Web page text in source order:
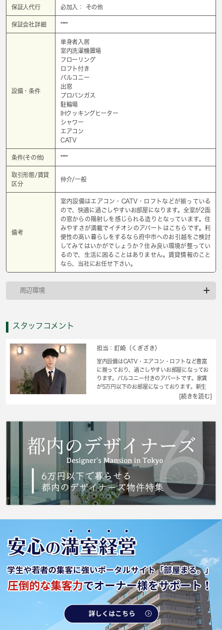
保証人代行 必加入： その他
保証会社詳細 ****
設備・条件
単身者入居
室内洗濯機置場
フローリング
ロフト付き
バルコニー
出窓
プロパンガス
駐輪場
IHクッキングヒーター
シャワー
エアコン
CATV
条件(その他) ****
取引形態/賃貸
区分
仲介/一般
備考
室内設備はエアコン・CATV・ロフトなどが揃っている
ので、快適に過ごしやすいお部屋になります。全室が2面
の窓からの陽射しを感じられる造りとなっています。住
みやすさが満載でイチオシのアパートはこちらです。利
便性の高い暮らしをするなら府中市へのお引越をご検討
してみてはいかがでしょうか？住み良い環境が整ってい
るので、生活に困ることはありません。賃貸情報のこと
なら、当社にお任せ下さい。
周辺環境
スタッフコメント
担当：釘崎（くぎざき）
室内設備はCATV・エアコン・ロフトなど豊富
に揃っており、過ごしやすいお部屋になってお
ります。バルコニー付きのアパートです。家賃
が5万円以下のお部屋になっております。新生
活、オシャレなワンルームで楽しく快適な暮ら
ィで、これから先の新しい住まいをじっくり選
します。
[続きを読む]